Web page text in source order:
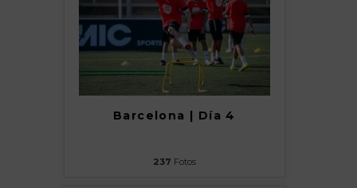
Barcelona | Día 4
237 Fotos